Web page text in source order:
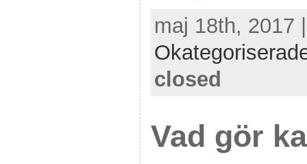
maj 18th, 2017
closed
Vad gör